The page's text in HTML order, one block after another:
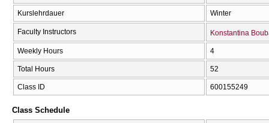
Kurslehrdauer Winter
Faculty Instructors Konstantina
Weekly Hours 4
Total Hours 52
Class ID 600155249
Class Schedule